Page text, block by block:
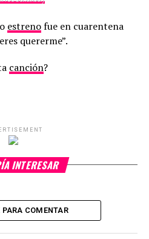
estrenofue en cuarentena
quererme”.
canción?
INTERESAR
COMENTAR